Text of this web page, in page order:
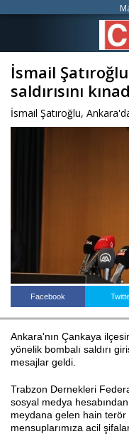
İsmail
saldırısını
İsmail Şatıroğlu,
Facebook
Ankara'nın Çankaya
yönelik bombalı saldırı
mesajlar geldi.
Trabzon Dernekleri
sosyal medya
meydana gelen hain terör
mensuplarımıza acil